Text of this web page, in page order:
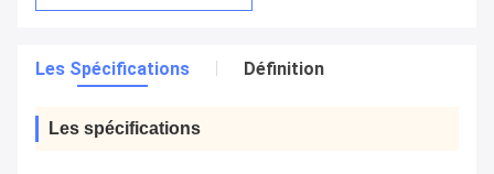
Les Spécifications Définition
Les spécifications